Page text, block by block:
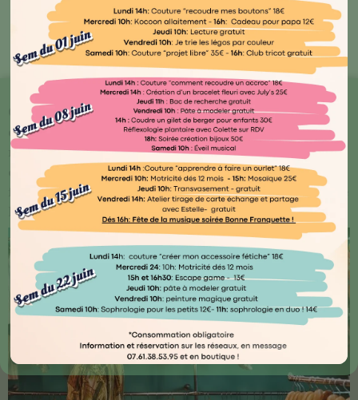
Bout'🖤 Kocoon
Chez Kocoon Family, chaque détail compte ! Plongez
dans notre univers où qualité et originalité se
rencontrent. Explorez notre vaste gamme de produits
conçus avec amour par des artisans normands ou
français, ainsi que des marques renommées telles que
Djego et Le Petit Souk.